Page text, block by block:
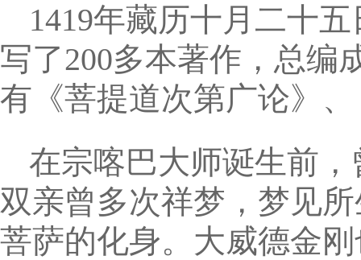
1419年藏历十月二十
写了200多本著作，总编
有《菩提道次第广论》
在宗喀巴大师诞生前
双亲曾多次祥梦，梦见
菩萨的化身。大威德金